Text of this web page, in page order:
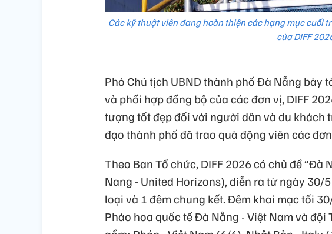
Các kỹ thuật viên đang hoàn thiện các hạng mục cuối
của DIFF
Phó Chủ tịch UBND thành phố Đà Nẵng bày
và phối hợp đồng bộ của các đơn vị, DIFF
tượng tốt đẹp đối với người dân và du khách
đạo thành phố đã trao quà động viên các
Theo Ban Tổ chức, DIFF 2026 có chủ đề “Đà
Nang - United Horizons), diễn ra từ ngày
loại và 1 đêm chung kết. Đêm khai mạc tối
Pháo hoa quốc tế Đà Nẵng - Việt Nam và đội